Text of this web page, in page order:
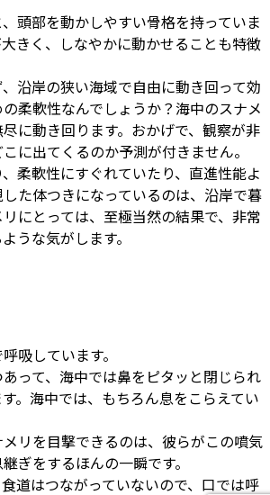
頭部を動かしやすい骨格を持っていま
きく、しなやかに動かせることも特徴
沿岸の狭い海域で自由に動き回って効
柔軟性なんでしょうか？海中のスナメ
に動き回ります。おかげで、観察が非
に出てくるのか予測が付きません。
柔軟性にすぐれていたり、直進性能よ
た体つきになっているのは、沿岸で暮
にとっては、至極当然の結果で、非常
うな気がします。
吸しています。
って、海中では鼻をピタッと閉じられ
。海中では、もちろん息をこらえてい
リを目撃できるのは、彼らがこの噴気
ぎをするほんの一瞬です。
道はつながっていないので、口では呼